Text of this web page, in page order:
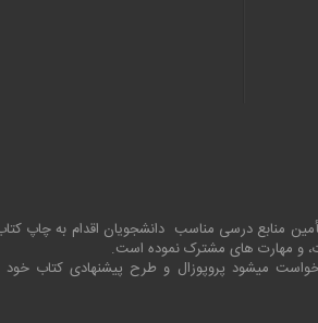
منابع درسی مناسب دانشجویان اقدام به چاپ
و مهارت های مشترک نموده است.
میشود پروپوزال و طرح پیشنهادی کتاب